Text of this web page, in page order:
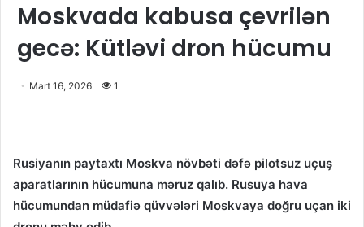
Moskvada kabusa çevrilən
gecə: Kütləvi dron hücumu
Mart 16, 2026 1
Rusiyanın paytaxtı Moskva növbəti dəfə pilotsuz uçuş
aparatlarının hücumuna məruz qalıb. Rusuya hava
hücumundan müdafiə qüvvələri Moskvaya doğru uçan iki